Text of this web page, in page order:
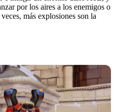
por los aires a los enemigos o
más explosiones son la